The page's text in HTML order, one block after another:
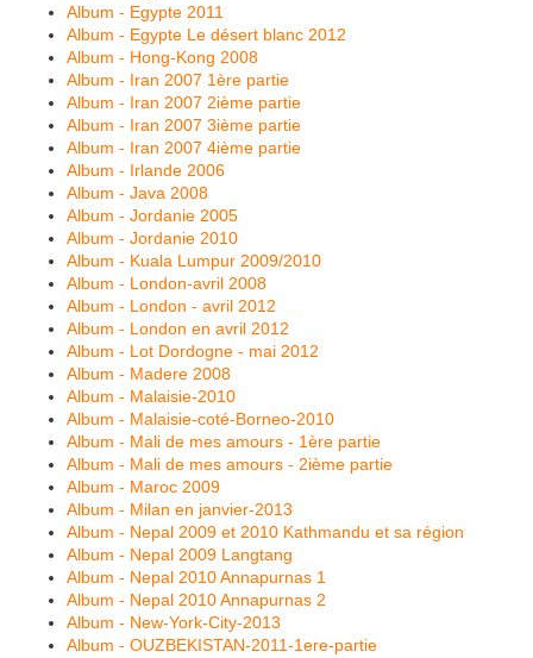
Album - Egypte 2011
Album - Egypte Le désert blanc 2012
Album - Hong-Kong 2008
Album - Iran 2007 1ère partie
Album - Iran 2007 2ième partie
Album - Iran 2007 3ième partie
Album - Iran 2007 4ième partie
Album - Irlande 2006
Album - Java 2008
Album - Jordanie 2005
Album - Jordanie 2010
Album - Kuala Lumpur 2009/2010
Album - London-avril 2008
Album - London - avril 2012
Album - London en avril 2012
Album - Lot Dordogne - mai 2012
Album - Madere 2008
Album - Malaisie-2010
Album - Malaisie-coté-Borneo-2010
Album - Mali de mes amours - 1ère partie
Album - Mali de mes amours - 2ième partie
Album - Maroc 2009
Album - Milan en janvier-2013
Album - Nepal 2009 et 2010 Kathmandu et sa région
Album - Nepal 2009 Langtang
Album - Nepal 2010 Annapurnas 1
Album - Nepal 2010 Annapurnas 2
Album - New-York-City-2013
Album - OUZBEKISTAN-2011-1ere-partie